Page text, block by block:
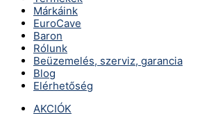
Márkáink
EuroCave
Baron
Rólunk
Beüzemelés, szerviz, garancia
Blog
Elérhetőség
AKCIÓK